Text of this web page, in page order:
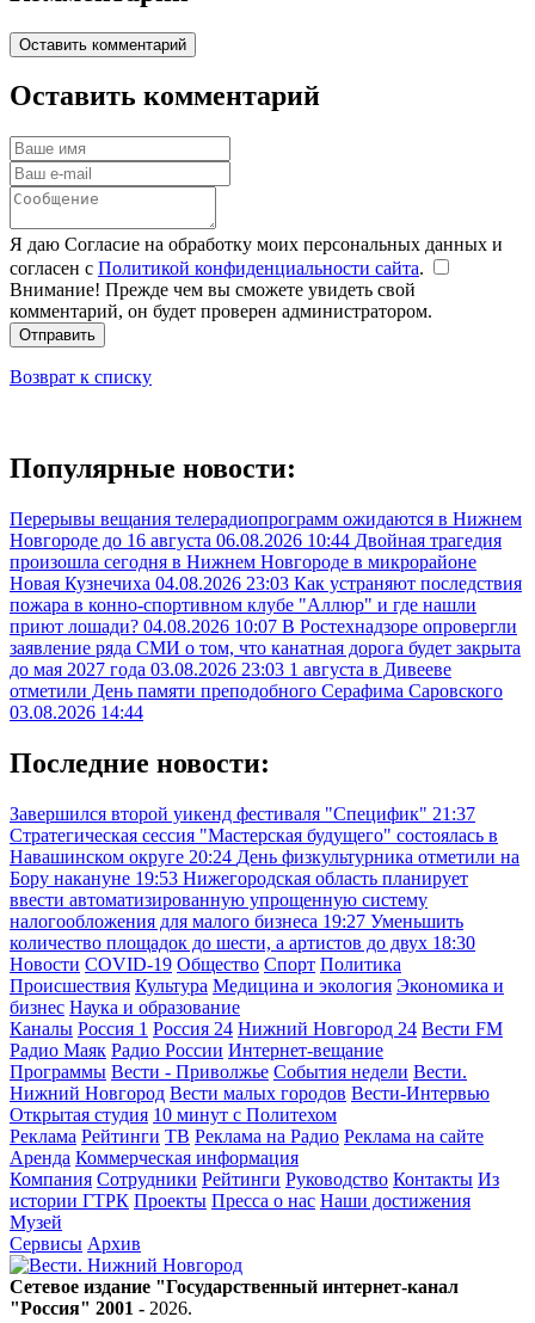
Оставить комментарий
Оставить комментарий
Я даю Согласие на обработку моих персональных данных и
согласен с Политикой конфиденциальности сайта.
Внимание! Прежде чем вы сможете увидеть свой
комментарий, он будет проверен администратором.
Отправить
Возврат к списку
Популярные новости:
Перерывы вещания телерадиопрограмм ожидаются в Нижнем
Новгороде до 16 августа 06.08.2026 10:44 Двойная трагедия
произошла сегодня в Нижнем Новгороде в микрорайоне
Новая Кузнечиха 04.08.2026 23:03 Как устраняют последствия
пожара в конно-спортивном клубе "Аллюр" и где нашли
приют лошади? 04.08.2026 10:07 В Ростехнадзоре опровергли
заявление ряда СМИ о том, что канатная дорога будет закрыта
до мая 2027 года 03.08.2026 23:03 1 августа в Дивееве
отметили День памяти преподобного Серафима Саровского
03.08.2026 14:44
Последние новости:
Завершился второй уикенд фестиваля "Специфик" 21:37
Стратегическая сессия "Мастерская будущего" состоялась в
Навашинском округе 20:24 День физкультурника отметили на
Бору накануне 19:53 Нижегородская область планирует
ввести автоматизированную упрощенную систему
налогообложения для малого бизнеса 19:27 Уменьшить
количество площадок до шести, а артистов до двух 18:30
Новости COVID-19 Общество Спорт Политика
Происшествия Культура Медицина и экология Экономика и
бизнес Наука и образование
Каналы Россия 1 Россия 24 Нижний Новгород 24 Вести FM
Радио Маяк Радио России Интернет-вещание
Программы Вести - Приволжье События недели Вести.
Нижний Новгород Вести малых городов Вести-Интервью
Открытая студия 10 минут с Политехом
Реклама Рейтинги ТВ Реклама на Радио Реклама на сайте
Аренда Коммерческая информация
Компания Сотрудники Рейтинги Руководство Контакты Из
истории ГТРК Проекты Пресса о нас Наши достижения
Музей
Сервисы Архив
Сетевое издание "Государственный интернет-канал
"Россия" 2001 - 2026.